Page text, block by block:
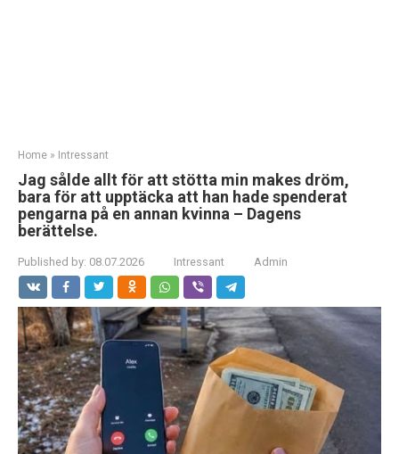
Home » Intressant
Jag sålde allt för att stötta min makes dröm,
bara för att upptäcka att han hade spenderat
pengarna på en annan kvinna – Dagens
berättelse.
Published by: 08.07.2026 Intressant Admin